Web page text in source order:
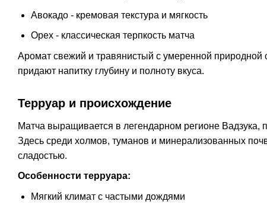
Авокадо - кремовая текстура и мягкость
Орех - классическая терпкость матча
Аромат свежий и травянистый с умеренной природной
придают напитку глубину и полноту вкуса.
Терруар и происхождение
Матча выращивается в легендарном регионе Вадзука,
Здесь среди холмов, туманов и минерализованных
сладостью.
Особенности терруара:
Мягкий климат с частыми дождями